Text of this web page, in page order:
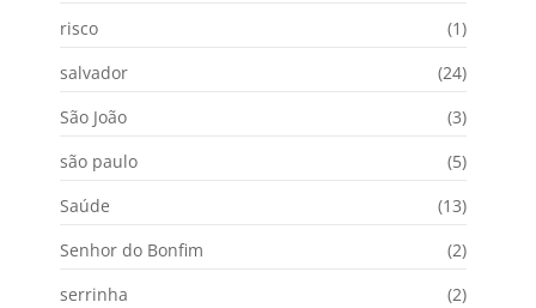
risco
(1)
salvador
(24)
São João
(3)
são paulo
(5)
Saúde
(13)
Senhor do Bonfim
(2)
serrinha
(2)